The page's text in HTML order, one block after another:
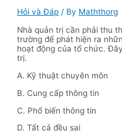
Hỏi và Đáp / By Maththorg
Nhà quản trị cần phải thu
trường để phát hiện ra
hoạt động của tổ chức.
trị.
A. Kỹ thuật chuyên môn
B. Cung cấp thông tin
C. Phổ biến thông tin
D. Tất cả đều sai